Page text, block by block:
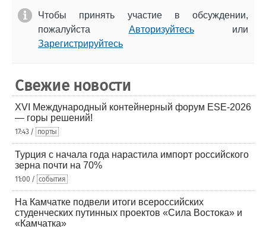
Чтобы принять участие в обсуждении,
пожалуйста Авторизуйтесьили
Зарегистрируйтесь
Свежие новости
XVI Международный контейнерный форум ESE-2026
— горы решений!
17:43 / порты
Турция с начала года нарастила импорт российского
зерна почти на 70%
11:00 / события
На Камчатке подвели итоги всероссийских
студенческих путинных проектов «Сила Востока» и
«Камчатка»